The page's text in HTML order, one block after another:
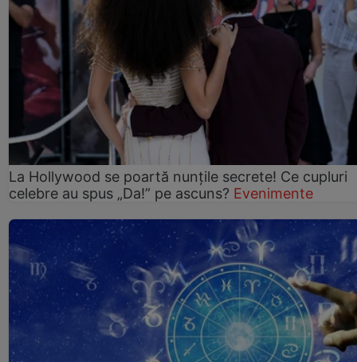
La Hollywood se poartă nunțile secrete! Ce cupluri
celebre au spus „Da!” pe ascuns? Evenimente